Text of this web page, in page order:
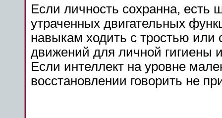
Если личность сохранна, есть
утраченных двигательных
навыкам ходить с тростью
движений для личной гигиены
Если интеллект на уровне
восстановлении говорить не